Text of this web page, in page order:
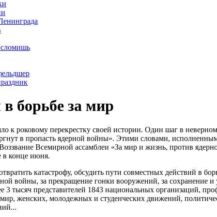
сломишь
борьбе за мир
к роковому перекрестку своей истории. Один шаг в
в пропасть ядерной войны». Этими словами,
Всемирной ассамблеи «За мир и жизнь, против
в конце июня.
катастрофу, обсудить пути совместных действий в
войны, за прекращение гонки вооружений, за сохранение
3 тысяч представителей 1843 национальных организаций,
женских, молодежных и студенческих движений,